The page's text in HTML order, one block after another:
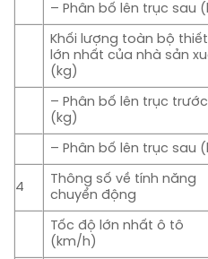
– Phân bố lên trục sau
Khối lượng toàn bộ
lớn nhất của nhà sản
(kg)
– Phân bố lên trục trước
(kg)
– Phân bố lên trục sau
4
Thông số về tính năng
chuyển động
Tốc độ lớn nhất ô tô
(km/h)